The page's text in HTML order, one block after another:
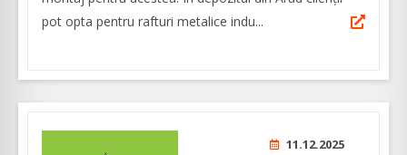
pot opta pentru rafturi metalice indu...
11.12.2025